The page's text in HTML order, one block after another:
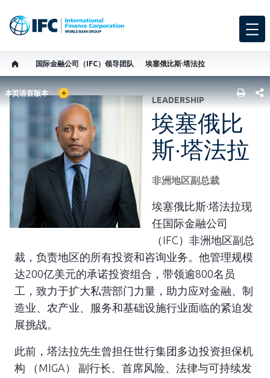
国际金融公司（IFC）领导团队 埃塞俄比斯·塔法拉
GLOBAL LANGUAGE TOGGLER
本页语言版本
LEADERSHIP
埃塞俄比
斯·塔法拉
非洲地区副总裁
埃塞俄比斯·塔法拉现
任国际金融公司
（IFC）非洲地区副总
裁，负责地区的所有投资和咨询业务。他管理规模
达200亿美元的承诺投资组合，带领逾800名员
工，致力于扩大私营部门力量，助力应对金融、制
造业、农产业、服务和基础设施行业面临的紧迫发
展挑战。
此前，塔法拉先生曾担任世行集团多边投资担保机
构 （MIGA） 副行长、首席风险、法律与可持续发